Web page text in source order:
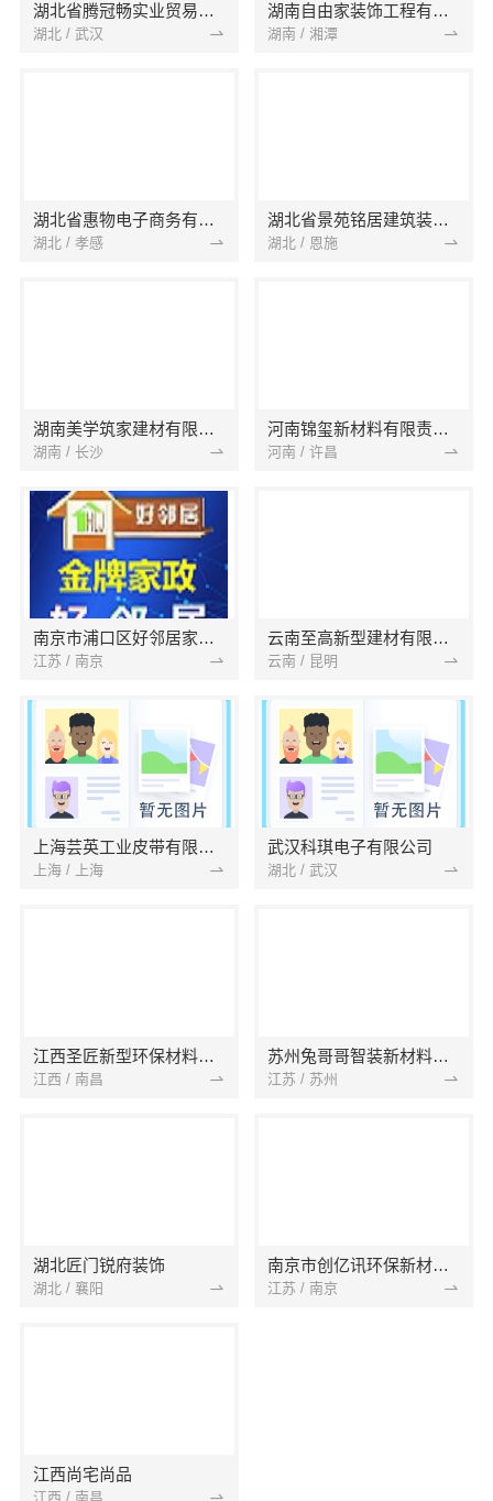
湖北省腾冠畅实业贸易有限公司
湖北 / 武汉
湖南自由家装饰工程有限公司
湖南 / 湘潭
湖北省惠物电子商务有限公司
湖北 / 孝感
湖北省景苑铭居建筑装饰有限公司
湖北 / 恩施
湖南美学筑家建材有限公司
湖南 / 长沙
河南锦玺新材料有限责任公司
河南 / 许昌
南京市浦口区好邻居家政服务中心
江苏 / 南京
云南至高新型建材有限公司
云南 / 昆明
上海芸英工业皮带有限公司
上海 / 上海
武汉科琪电子有限公司
湖北 / 武汉
江西圣匠新型环保材料有限公司
江西 / 南昌
苏州兔哥哥智装新材料有限公司
江苏 / 苏州
湖北匠门锐府装饰
湖北 / 襄阳
南京市创亿讯环保新材料有限公司
江苏 / 南京
江西尚宅尚品
江西 / 南昌